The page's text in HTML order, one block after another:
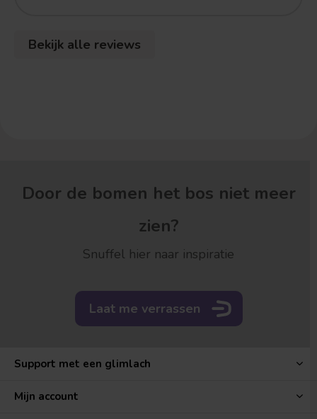
Bekijk alle reviews
Door de bomen het bos niet meer
zien?
Snuffel hier naar inspiratie
Laat me verrassen
Support met een glimlach
Mijn account